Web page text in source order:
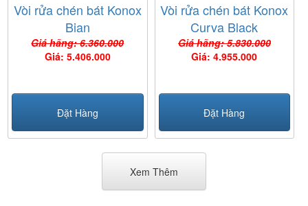
Vòi rửa chén bát Konox
Bian
Giá hãng: 6.360.000
Giá: 5.406.000
Đặt Hàng
Vòi rửa chén bát Konox
Curva Black
Giá hãng: 5.830.000
Giá: 4.955.000
Đặt Hàng
Xem Thêm